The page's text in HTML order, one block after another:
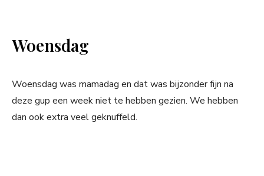
Woensdag
Woensdag was mamadag en dat was bijzonder fijn na
deze gup een week niet te hebben gezien. We hebben
dan ook extra veel geknuffeld.